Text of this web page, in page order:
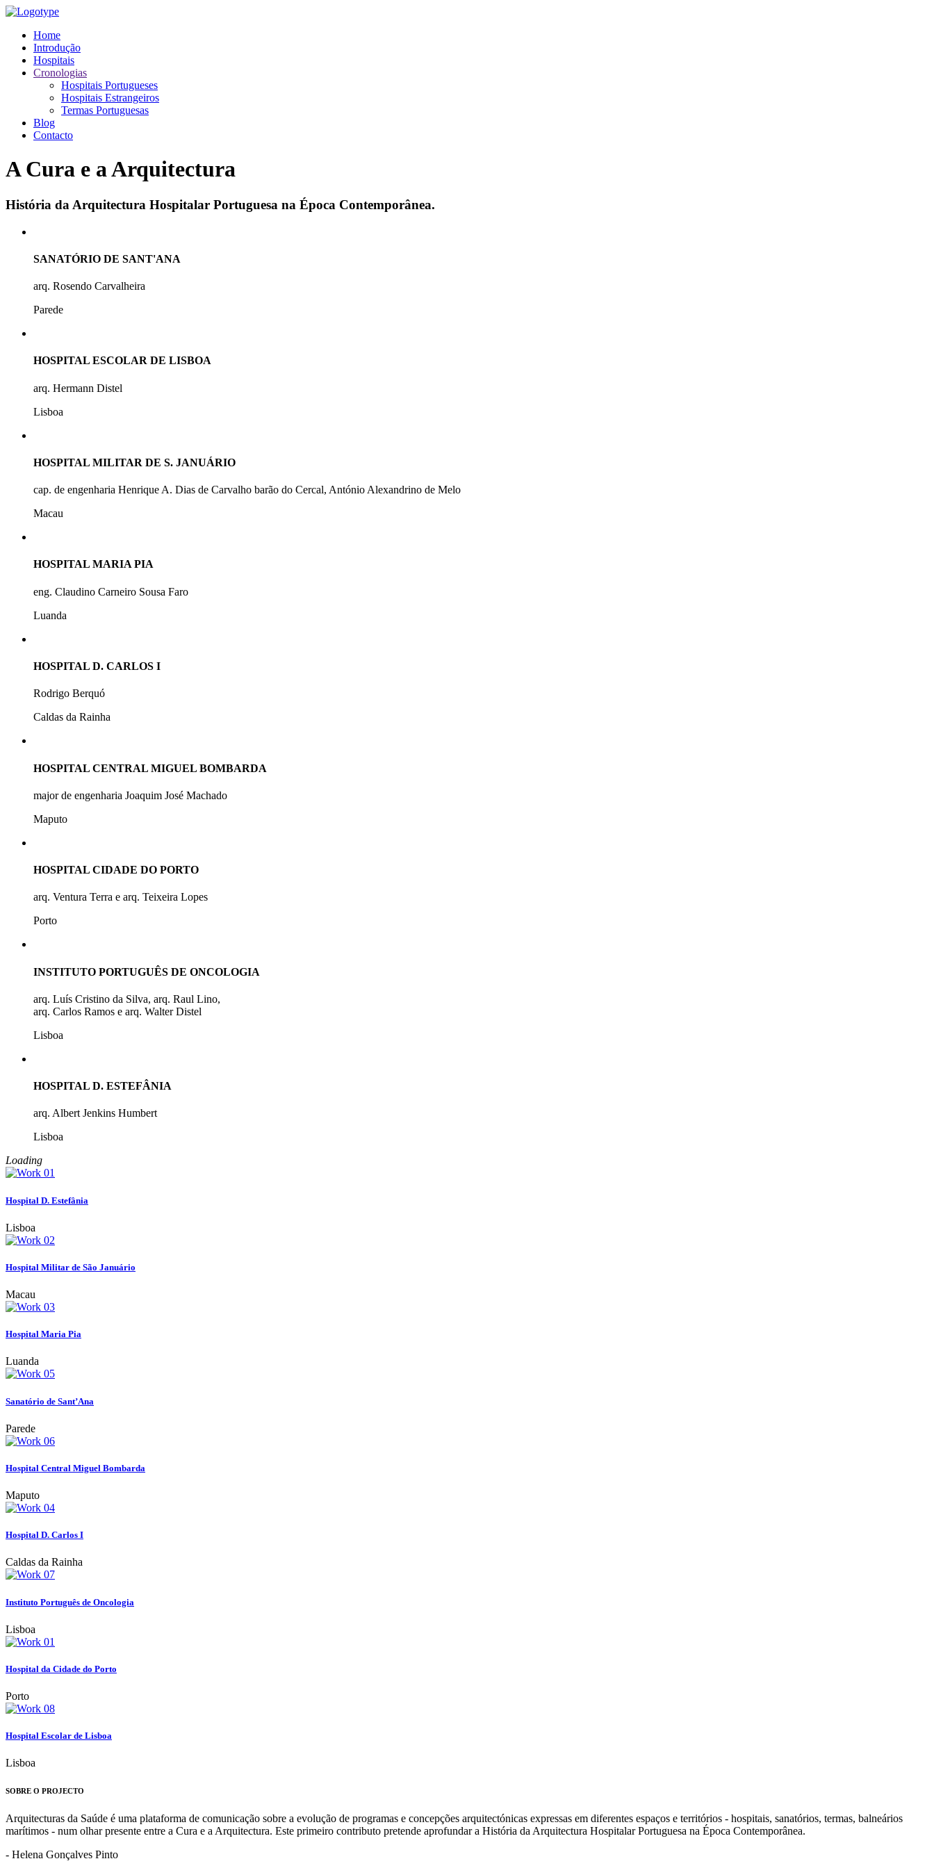
Home
Introdução
Hospitais
Cronologias
Hospitais Portugueses
Hospitais Estrangeiros
Termas Portuguesas
Blog
Contacto
A Cura e a Arquitectura
História da Arquitectura Hospitalar Portuguesa na Época Contemporânea.
SANATÓRIO DE SANT'ANA
arq. Rosendo Carvalheira
Parede
HOSPITAL ESCOLAR DE LISBOA
arq. Hermann Distel
Lisboa
HOSPITAL MILITAR DE S. JANUÁRIO
cap. de engenharia Henrique A. Dias de Carvalho barão do Cercal, António Alexandrino de Melo
Macau
HOSPITAL MARIA PIA
eng. Claudino Carneiro Sousa Faro
Luanda
HOSPITAL D. CARLOS I
Rodrigo Berquó
Caldas da Rainha
HOSPITAL CENTRAL MIGUEL BOMBARDA
major de engenharia Joaquim José Machado
Maputo
HOSPITAL CIDADE DO PORTO
arq. Ventura Terra e arq. Teixeira Lopes
Porto
INSTITUTO PORTUGUÊS DE ONCOLOGIA
arq. Luís Cristino da Silva, arq. Raul Lino,
arq. Carlos Ramos e arq. Walter Distel
Lisboa
HOSPITAL D. ESTEFÂNIA
arq. Albert Jenkins Humbert
Lisboa
Loading
Hospital D. Estefânia
Lisboa
Hospital Militar de São Januário
Macau
Hospital Maria Pia
Luanda
Sanatório de Sant’Ana
Parede
Hospital Central Miguel Bombarda
Maputo
Hospital D. Carlos I
Caldas da Rainha
Instituto Português de Oncologia
Lisboa
Hospital da Cidade do Porto
Porto
Hospital Escolar de Lisboa
Lisboa
SOBRE O PROJECTO
Arquitecturas da Saúde é uma plataforma de comunicação sobre a evolução de programas e concepções arquitectónicas expressas em diferentes espaços e territórios - hospitais, sanatórios, termas, balneários
marítimos - num olhar presente entre a Cura e a Arquitectura. Este primeiro contributo pretende aprofundar a História da Arquitectura Hospitalar Portuguesa na Época Contemporânea.
- Helena Gonçalves Pinto